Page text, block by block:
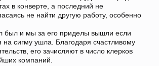
в конверте, а последний не
не найти другую работу, особенно
был и мы за его приделы вышли если
на сигму ушла. Благодаря счастливому
его зачисляют в число клерков
компаний.